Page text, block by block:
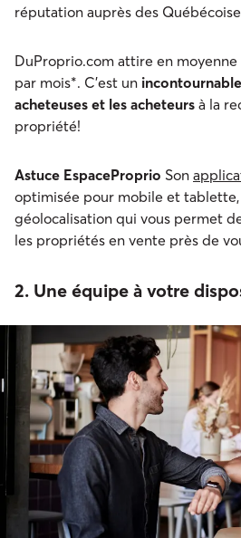
réputation auprès des
DuProprio.com attire en
par mois*. C’est un
acheteuses et les acheteurs à la
propriété!
Astuce EspaceProprio Son
optimisée pour mobile et
géolocalisation qui vous permet
les propriétés en vente près de
2. Une équipe à votre